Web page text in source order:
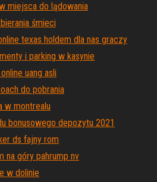
miejsca do lądowania
śmieci
texas holdem dla nas graczy
i parking w kasynie
uang asli
do pobrania
w montrealu
bonusowego depozytu 2021
ds fajny rom
na góry pahrump nv
w dolinie